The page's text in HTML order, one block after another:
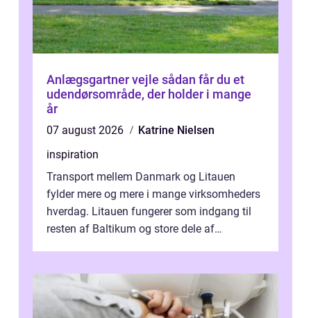
Anlægsgartner vejle sådan får du et
udendørsområde, der holder i mange
år
07 august 2026
Katrine Nielsen
inspiration
Transport mellem Danmark og Litauen
fylder mere og mere i mange virksomheders
hverdag. Litauen fungerer som indgang til
resten af Baltikum og store dele af